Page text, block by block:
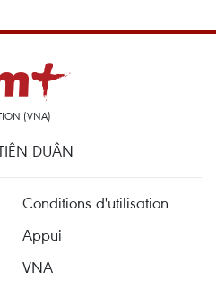
(VNA)
DUÂN
Conditions d'utilisation
Appui
VNA